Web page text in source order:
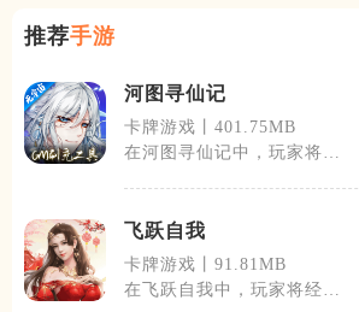
推荐手游
河图寻仙记
卡牌游戏丨401.75MB
在河图寻仙记中，玩家将经
飞跃自我
卡牌游戏丨91.81MB
在飞跃自我中，玩家将经历